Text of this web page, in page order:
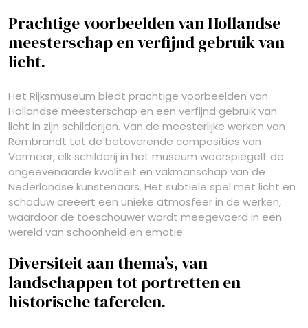
Prachtige voorbeelden van Hollandse
meesterschap en verfijnd gebruik van
licht.
Het Rijksmuseum biedt prachtige voorbeelden van
Hollandse meesterschap en een verfijnd gebruik van
licht in zijn schilderijen. Van de meesterlijke werken van
Rembrandt tot de betoverende composities van
Vermeer, elk schilderij in het museum weerspiegelt de
ongeëvenaarde kwaliteit en vakmanschap van de
Nederlandse kunstenaars. Het subtiele spel met licht en
schaduw creëert een unieke atmosfeer in de werken,
waardoor de toeschouwer wordt meegevoerd in een
wereld van schoonheid en emotie.
Diversiteit aan thema’s, van
landschappen tot portretten en
historische taferelen.